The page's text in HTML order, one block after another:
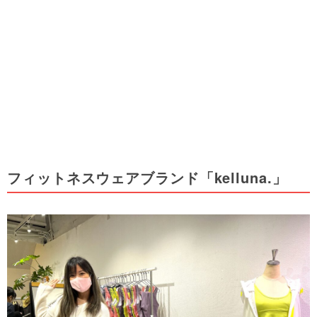
フィットネスウェアブランド「kelluna.」